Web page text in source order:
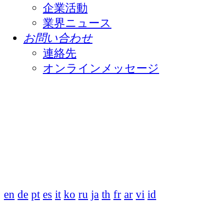
企業活動
業界ニュース
お問い合わせ
連絡先
オンラインメッセージ
en de pt es it ko ru ja th fr ar vi id